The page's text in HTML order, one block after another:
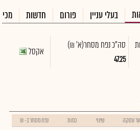
בעלי עניין פורום חדשות
סה"כ נפח מסחר(א' ₪)
47.25
אקסל
עסקה שינוי כמות נפח מסחר ב- ₪